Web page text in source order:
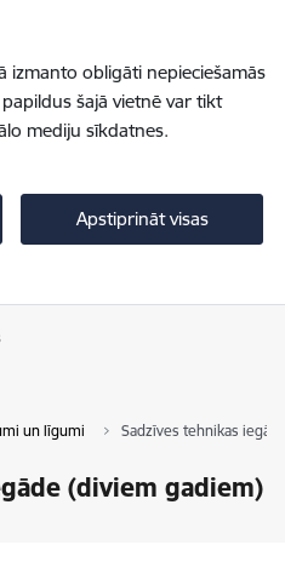
izmanto obligāti nepieciešamās
šajā vietnē var tikt
mediju sīkdatnes.
Apstiprināt visas
un līgumi Sadzīves tehnikas
(diviem gadiem)